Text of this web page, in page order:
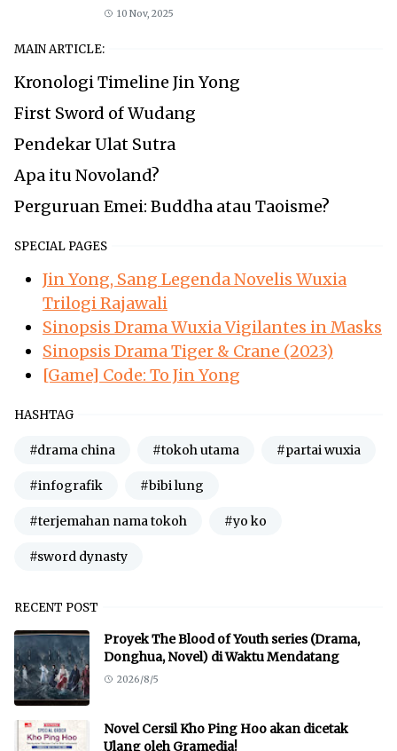
10 Nov, 2025
MAIN ARTICLE:
Kronologi Timeline Jin Yong
First Sword of Wudang
Pendekar Ulat Sutra
Apa itu Novoland?
Perguruan Emei: Buddha atau Taoisme?
SPECIAL PAGES
Jin Yong, Sang Legenda Novelis Wuxia
Trilogi Rajawali
Sinopsis Drama Wuxia Vigilantes in Masks
Sinopsis Drama Tiger & Crane (2023)
[Game] Code: To Jin Yong
HASHTAG
#drama china #tokoh utama #partai wuxia
#infografik #bibi lung
#terjemahan nama tokoh #yo ko
#sword dynasty
RECENT POST
Proyek The Blood of Youth series (Drama,
Donghua, Novel) di Waktu Mendatang
2026/8/5
Novel Cersil Kho Ping Hoo akan dicetak
Ulang oleh Gramedia!